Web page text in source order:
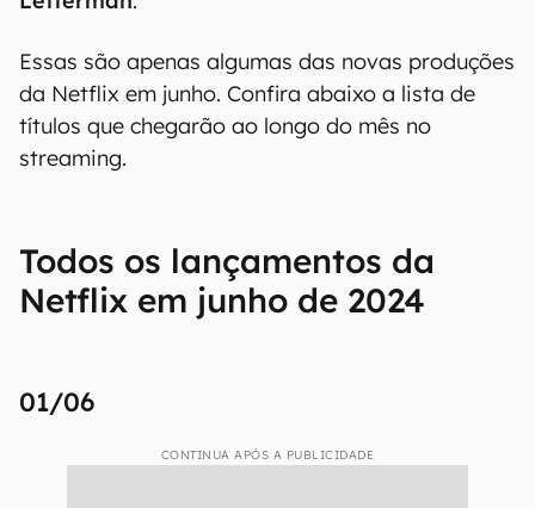
Essas são apenas algumas das novas produções
da Netflix em junho. Confira abaixo a lista de
títulos que chegarão ao longo do mês no
streaming.
Todos os lançamentos da
Netflix em junho de 2024
01/06
CONTINUA APÓS A PUBLICIDADE